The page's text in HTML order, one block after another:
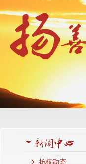
扬权动态